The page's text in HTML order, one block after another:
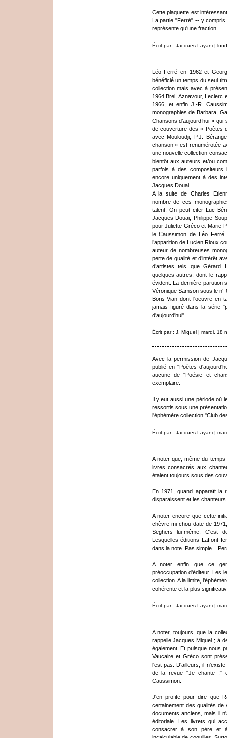
Cette plaquette est
La partie "Ferré" -- y
représente qu'une fraction.
Écrit par : Jacques Layani |
Léo Ferré en 1962 et
bénéficié un temps du seul
collection mais avec à
1964 Brel, Aznavour, Leclerc
1966, et enfin J.-R.
monographies de Barbara,
Chansons d’aujourd’hui »
de couverture des « Poètes
avec Mouloudji, P.J.
chanson » est renumérotée
une nouvelle collection
bientôt aux auteurs et/ou
parfois à des compositeurs
encore uniquement à des
Jacques Douai.
A la suite de Charles
nombre de ces
talent. On peut citer Luc
Jacques Douai, Philippe
pour Juliette Gréco et Marie-
le Caussimon de Léo Ferré
l’apparition de Lucien Rioux
auteur de nombreuses
perte de qualité et d’intérêt
d’artistes tels que Gérard
quelques autres, dont le
évident. La dernière parution
Véronique Samson sous le n°
Boris Vian dont l'oeuvre en
jamais figuré dans la série
d'aujourd'hui".
Écrit par : J. Miquel | mardi, 18
Avec la permission de
publié en "Poètes
aucune de "Poésie et
exemplaire.
Il y eut aussi une période où
ressortis sous une
l'éphémère collection "Club
Écrit par : Jacques Layani |
A noter que, même du
livres consacrés aux
étaient toujours sous des
En 1971, quand apparaît la
disparaissent et les
A noter encore que cette
chèvre mi-chou date de
Seghers lui-même. C'est
Lesquelles éditions Laffont
dans la note. Pas simple...
A noter enfin que ce
préoccupation d'éditeur. Les
collection. A la limite,
cohérente et la plus
Écrit par : Jacques Layani |
A noter, toujours, que la
rappelle Jacques Miquel ; à
également. Et puisque nous
Vaucaire et Gréco sont
l'est pas. D'ailleurs, il
de la revue "Je chante !"
Caussimon.
J'en profite pour dire que
certainement des qualités
documents anciens, mais il
éditoriale. Les livrets qui
consacrer à son père et à